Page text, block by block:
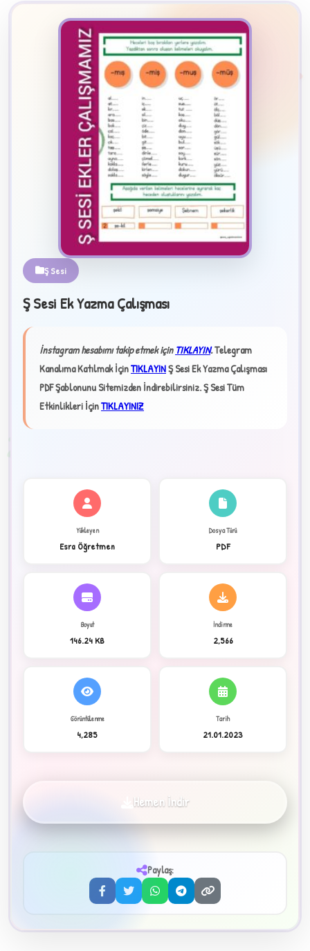
2
✧
✦
Ş Sesi
Ş Sesi Ek Yazma Çalışması
İnstagram hesabımı takip etmek içinTIKLAYIN.Telegram
Kanalıma Katılmak İçinTIKLAYINŞ Sesi Ek Yazma Çalışması
PDF Şablonunu Sitemizden İndirebilirsiniz.Ş Sesi Tüm
Etkinlikleri İçinTIKLAYINIZ
Yükleyen
Esra Öğretmen
Dosya Türü
PDF
Boyut
146.24 KB
İndirme
2,566
Görüntülenme
4,285
Tarih
21.01.2023
Hemen İndir
Paylaş:
★